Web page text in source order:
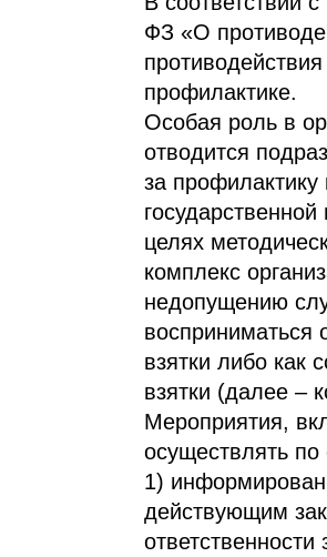
ФЗ «О
профилактике.
Особая роль в
отводится
за
целях
комплекс
недопущению
взятки либо как
взятки (далее –
Мероприятия,
осуществлять
1)
действующим